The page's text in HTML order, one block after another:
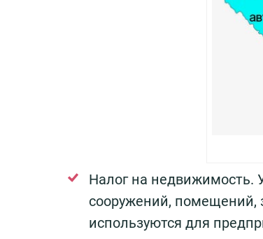
Налог на недвижимость.
сооружений, помещений,
используются для